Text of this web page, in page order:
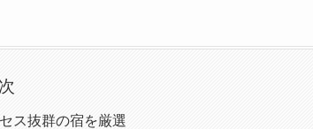
ス抜群の宿を厳選